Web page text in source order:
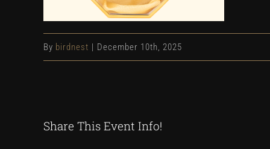
By birdnest | December 10th, 2025
Share This Event Info!